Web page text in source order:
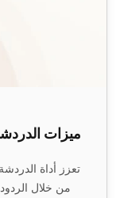
ميزات
من خلال